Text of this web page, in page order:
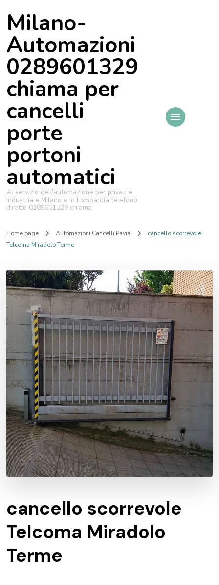
Milano-
Automazioni
0289601329
chiama per
cancelli
porte
portoni
automatici
Al servizio dell'automazione per privati e
industria e Milano e in Lombardia telefono
diretto 0289601329 chiama
Home page Automazioni Cancelli Pavia
cancello scorrevole
Telcoma Miradolo Terme
cancello scorrevole
Telcoma Miradolo
Terme